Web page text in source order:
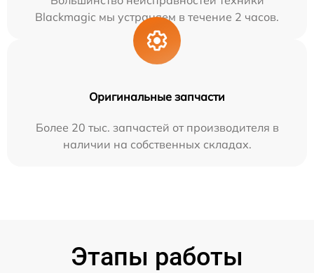
Blackmagic мы устраняем в течение 2 часов.
Оригинальные запчасти
Более 20 тыс. запчастей от производителя в
наличии на собственных складах.
Этапы работы